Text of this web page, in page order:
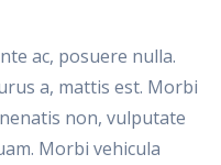
ac, posuere nulla.
a, mattis est. Morbi
non, vulputate
Morbi vehicula